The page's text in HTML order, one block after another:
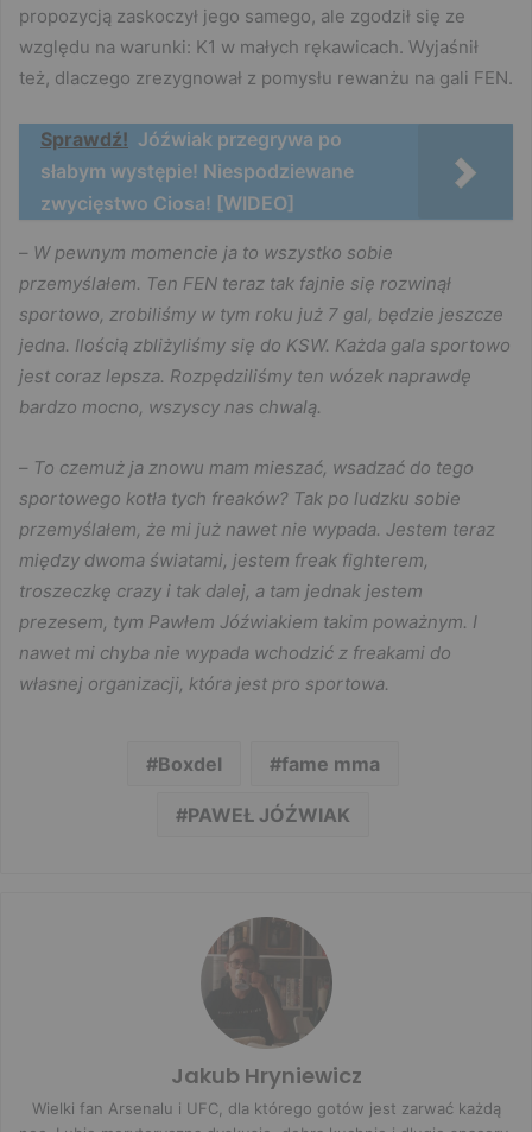
propozycją zaskoczył jego samego, ale zgodził się ze
względu na warunki: K1 w małych rękawicach. Wyjaśnił
też, dlaczego zrezygnował z pomysłu rewanżu na gali FEN.
Sprawdź! Jóźwiak przegrywa po
słabym występie! Niespodziewane
zwycięstwo Ciosa! [WIDEO]
– W pewnym momencie ja to wszystko sobie
przemyślałem. Ten FEN teraz tak fajnie się rozwinął
sportowo, zrobiliśmy w tym roku już 7 gal, będzie jeszcze
jedna. Ilością zbliżyliśmy się do KSW. Każda gala sportowo
jest coraz lepsza. Rozpędziliśmy ten wózek naprawdę
bardzo mocno, wszyscy nas chwalą.
– To czemuż ja znowu mam mieszać, wsadzać do tego
sportowego kotła tych freaków? Tak po ludzku sobie
przemyślałem, że mi już nawet nie wypada. Jestem teraz
między dwoma światami, jestem freak fighterem,
troszeczkę crazy i tak dalej, a tam jednak jestem
prezesem, tym Pawłem Jóźwiakiem takim poważnym. I
nawet mi chyba nie wypada wchodzić z freakami do
własnej organizacji, która jest pro sportowa.
Boxdel fame mma
PAWEŁ JÓŹWIAK
Jakub Hryniewicz
Wielki fan Arsenalu i UFC, dla którego gotów jest zarwać każdą